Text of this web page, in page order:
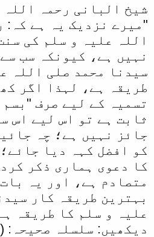
شیخ البانی رحمہ اللہ
"میرے نزدیک یہ ہے کہ:
اللہ علیہ و سلم کی
نہیں ہے، کیونکہ سب
سیدنا محمد صلی اللہ
طریقہ ہے، لہذا اگر
تسمیہ کے لیے صرف
ثابت ہے تو اس لیے اس
جائز نہیں ہے؛ چہ
کو افضل کہہ دیا
کا دعوی ہماری ذکر
متصادم ہے، اور یہ
بہترین طریقہ کار
علیہ و سلم کا طریقہ
دیکھیں: سلسلہ صحیحہ: (1/343)